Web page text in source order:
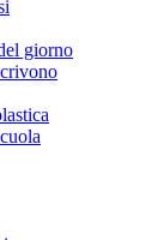
giorno